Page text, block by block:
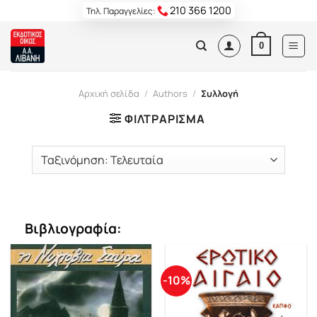
content
Τηλ. Παραγγελίες: 210 366 1200
0
Αρχική σελίδα / Authors / Συλλογή
ΦΙΛΤΡΆΡΙΣΜΑ
Βιβλιογραφία:
-10%